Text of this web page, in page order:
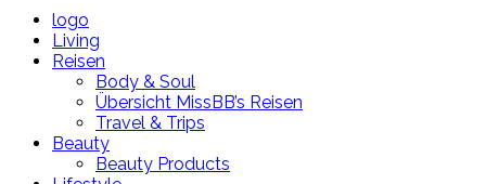
logo
Living
Reisen
Body & Soul
Übersicht MissBB’s Reisen
Travel & Trips
Beauty
Beauty Products